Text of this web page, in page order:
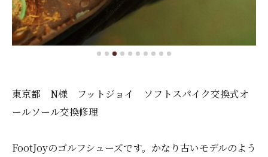
東京都 N様 フットジョイ ソフトスパイク交換式オ
ールソール交換修理
FootJoyのゴルフシューズです。かなり古いモデルのよう